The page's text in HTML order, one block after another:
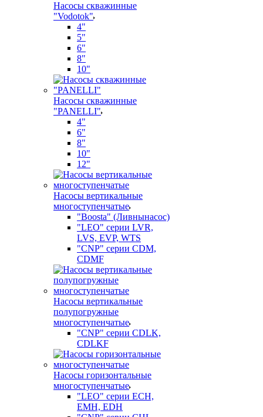
Насосы скважинные
"Vodotok"
4"
5"
6"
8"
10"
Насосы скважинные
"PANELLI"
4"
6"
8"
10"
12"
Насосы вертикальные
многоступенчатые
"Boosta" (Ливнынасос)
"LEO" серии LVR,
LVS, EVP, WTS
"CNP" серии CDM,
CDMF
Насосы вертикальные
полупогружные
многоступенчатые
"CNP" серии CDLK,
CDLKF
Насосы горизонтальные
многоступенчатые
"LEO" серии ECH,
EMH, EDH